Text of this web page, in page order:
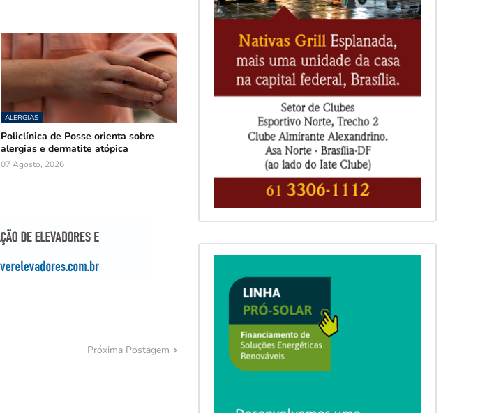
ALERGIAS
Policlínica de Posse orienta sobre
alergias e dermatite atópica
07 Agosto, 2026
Próxima Postagem